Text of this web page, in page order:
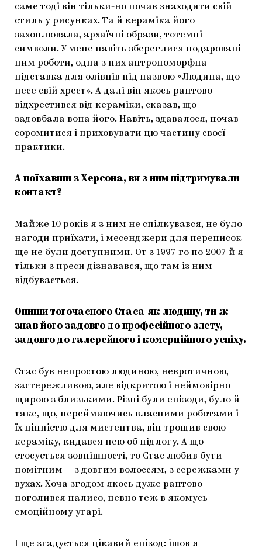
саме тоді він тільки-но почав знаходити свій
стиль у рисунках. Та й кераміка його
захоплювала, архаїчні образи, тотемні
символи. У мене навіть збереглися подаровані
ним роботи, одна з них антропоморфна
підставка для олівців під назвою «Людина, що
несе свій хрест». А далі він якось раптово
відхрестився від кераміки, сказав, що
задовбала вона його. Навіть, здавалося, почав
соромитися і приховувати цю частину своєї
практики.
А поїхавши з Херсона, ви з ним підтримували
контакт?
Майже 10 років я з ним не спілкувався, не було
нагоди приїхати, і месенджери для переписок
ще не були доступними. От з 1997-го по 2007-й я
тільки з преси дізнавався, що там із ним
відбувається.
Опиши тогочасного Стаса як людину, ти ж
знав його задовго до професійного злету,
задовго до галерейного і комерційного успіху.
Стас був непростою людиною, невротичною,
застережливою, але відкритою і неймовірно
щирою з близькими. Різні були епізоди, було й
таке, що, переймаючись власними роботами і
їх цінністю для мистецтва, він трощив свою
кераміку, кидався нею об підлогу. А що
стосується зовнішності, то Стас любив бути
помітним — з довгим волоссям, з сережками у
вухах. Хоча згодом якось дуже раптово
поголився налисо, певно теж в якомусь
емоційному угарі.
І ще згадується цікавий епізод: ішов я